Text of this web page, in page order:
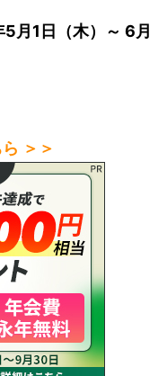
月1日（木）～ 6月
＞＞